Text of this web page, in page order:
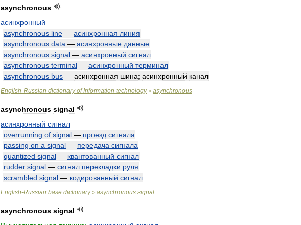
asynchronous
асинхронный
asynchronous line — асинхронная линия
asynchronous data — асинхронные данные
asynchronous signal — асинхронный сигнал
asynchronous terminal — асинхронный терминал
asynchronous bus — асинхронная шина; асинхронный канал
English-Russian dictionary of Information technology> asynchronous
asynchronous signal
асинхронный сигнал
overrunning of signal — проезд сигнала
passing on a signal — передача сигнала
quantized signal — квантованный сигнал
rudder signal — сигнал перекладки руля
scrambled signal — кодированный сигнал
English-Russian base dictionary > asynchronous signal
asynchronous signal